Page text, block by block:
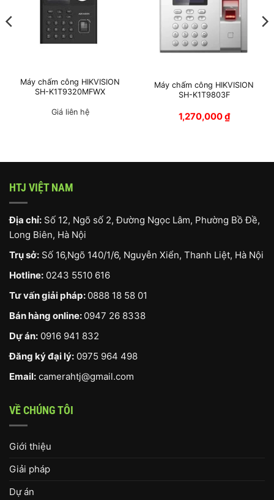
Máy chấm công HIKVISION
SH-K1T9320MFWX
Giá liên hệ
Máy chấm công HIKVISION
SH-K1T9803F
1,270,000₫
HTJ VIỆT NAM
Địa chỉ: Số 12, Ngõ số 2, Đường Ngọc Lâm, Phường Bồ Đề,
Long Biên, Hà Nội
Trụ sở: Số 16,Ngõ 140/1/6, Nguyễn Xiển, Thanh Liệt, Hà Nội
Hotline: 0243 5510 616
Tư vấn giải pháp: 0888 18 58 01
Bán hàng online: 0947 26 8338
Dự án: 0916 941 832
Đăng ký đại lý: 0975 964 498
Email: camerahtj@gmail.com
VỀ CHÚNG TÔI
Giới thiệu
Giải pháp
Dự án